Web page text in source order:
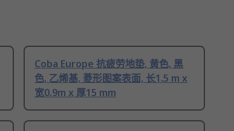
Coba Europe 抗疲劳地垫, 黄色, 黑
色, 乙烯基, 菱形图案表面, 长1.5 m x
宽0.9m x 厚15 mm